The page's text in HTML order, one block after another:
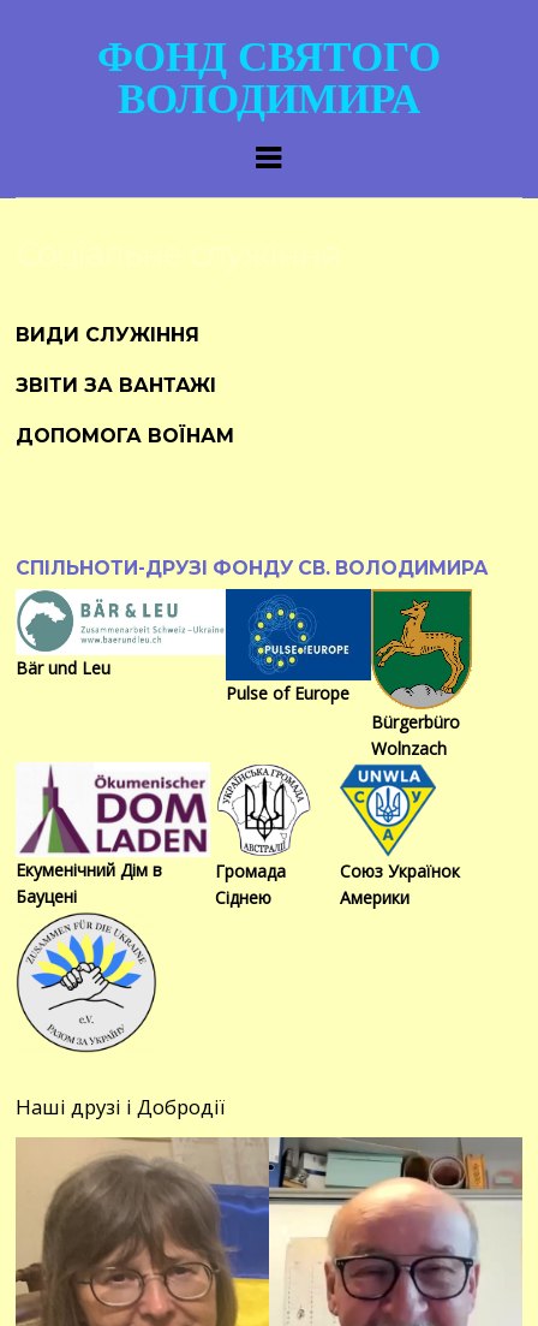
ФОНД СВЯТОГО
ВОЛОДИМИРА
ВИДИ СЛУЖІННЯ
ЗВІТИ ЗА ВАНТАЖІ
ДОПОМОГА ВОЇНАМ
СПІЛЬНОТИ-ДРУЗІ ФОНДУ СВ. ВОЛОДИМИРА
Bär und Leu
Pulse of Europe
Bürgerbüro
Wolnzach
Екуменічний Дім в
Бауцені
Громада
Сіднею
Союз Українок
Америки
Наші друзі і Добродії